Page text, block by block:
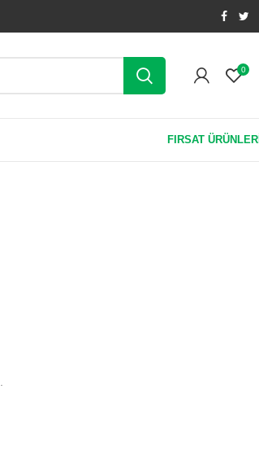
0
FIRSAT ÜRÜNLERİ